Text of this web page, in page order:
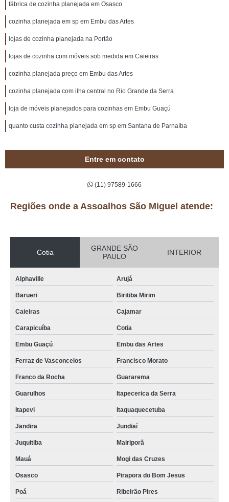
fábrica de cozinha planejada em Osasco
cozinha planejada em sp em Embu das Artes
lojas de cozinha planejada na Portão
lojas de cozinha com móveis sob medida em Caieiras
cozinha planejada preço em Embu das Artes
cozinha planejada com ilha central no Rio Grande da Serra
loja de móveis planejados para cozinhas em Embu Guaçú
quanto custa cozinha planejada em sp em Santana de Parnaíba
Entre em contato
(11) 97589-1666
Regiões onde a Assoalhos São Miguel atende:
Cotia
GRANDE SÃO
PAULO
INTERIOR
Alphaville Arujá
Barueri Biritiba Mirim
Caieiras Cajamar
Carapicuíba Cotia
Embu Guaçú Embu das Artes
Ferraz de Vasconcelos Francisco Morato
Franco da Rocha Guararema
Guarulhos Itapecerica da Serra
Itapevi Itaquaquecetuba
Jandira Jundiaí
Juquitiba Mairiporã
Mauá Mogi das Cruzes
Osasco Pirapora do Bom Jesus
Poá Ribeirão Pires